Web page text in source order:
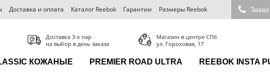
Доставка и оплата Каталог Reebok Гарантии Размеры Reebok
Доставка 3-x пар
на выбор в день заказа
Магазин в центре СПб
ул. Гороховая, 17
КОЖАНЫЕ PREMIER ROAD ULTRA REEBOK INSTA